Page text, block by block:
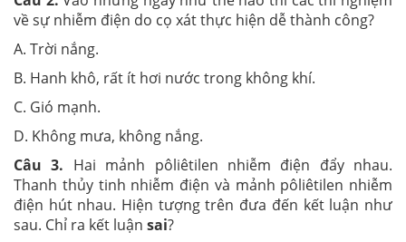
về sự nhiễm điện do cọ xát thực hiện dễ thành công?
A. Trời nắng.
B. Hanh khô, rất ít hơi nước trong không khí.
C. Gió mạnh.
D. Không mưa, không nắng.
Câu 3. Hai mảnh pôliêtilen nhiễm điện đẩy nhau.
Thanh thủy tinh nhiễm điện và mảnh pôliêtilen nhiễm
điện hút nhau. Hiện tượng trên đưa đến kết luận như
sau. Chỉ ra kết luận sai?